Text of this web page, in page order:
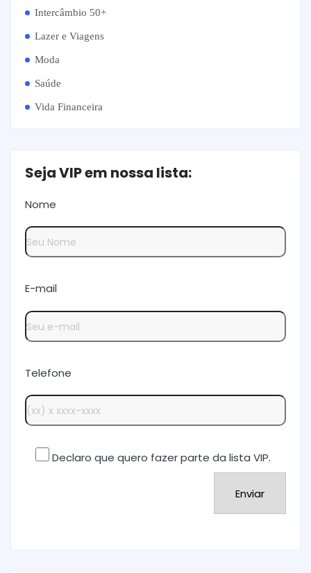
Intercâmbio 50+
Lazer e Viagens
Moda
Saúde
Vida Financeira
Seja VIP em nossa lista:
Nome
E-mail
Telefone
Declaro que quero fazer parte da lista VIP.